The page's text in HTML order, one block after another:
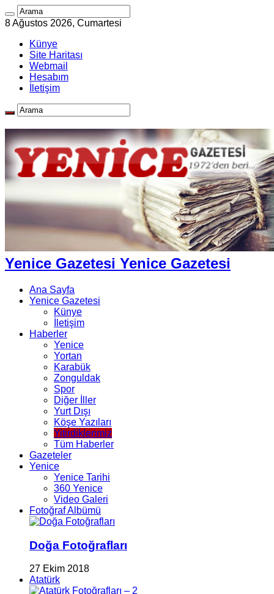
8 Ağustos 2026, Cumartesi
Künye
Site Haritası
Webmail
Hesabım
İletişim
Yenice Gazetesi Yenice Gazetesi
Ana Sayfa
Yenice Gazetesi
Künye
İletişim
Haberler
Yenice
Yortan
Karabük
Zonguldak
Spor
Diğer İller
Yurt Dışı
Köşe Yazıları
Yitirdiklerimiz
Tüm Haberler
Gazeteler
Yenice
Yenice Tarihi
360 Yenice
Video Galeri
Fotoğraf Albümü
Doğa Fotoğrafları
27 Ekim 2018
Atatürk